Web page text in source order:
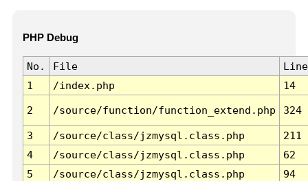
PHP Debug
No. File
Line
1
/index.php 14
2 /source/function/function_extend.php 324
3 /source/class/jzmysql.class.php
211
4
/source/class/jzmysql.class.php
62
5
/source/class/jzmysql.class.php
94